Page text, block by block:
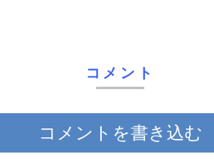
コメント
コメントを書き込む